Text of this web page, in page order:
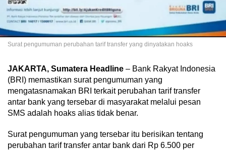
Surat pengumuman perubahan tarif transfer yang dinyatakan hoaks
JAKARTA, Sumatera Headline – Bank Rakyat Indonesia
(BRI) memastikan surat pengumuman yang
mengatasnamakan BRI terkait perubahan tarif transfer
antar bank yang tersebar di masyarakat melalui pesan
SMS adalah hoaks alias tidak benar.
Surat pengumuman yang tersebar itu berisikan tentang
perubahan tarif transfer antar bank dari Rp 6.500 per